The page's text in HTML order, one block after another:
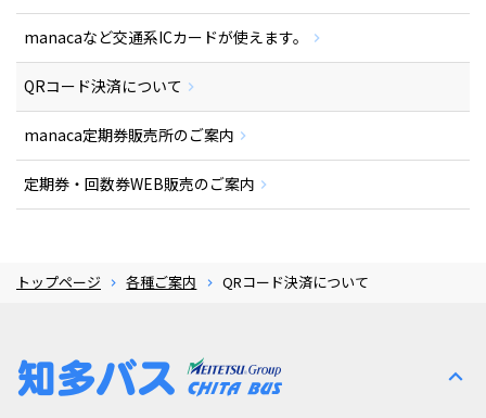
manacaなど交通系ICカードが使えます。
QRコード決済について
manaca定期券販売所のご案内
定期券・回数券WEB販売のご案内
トップページ 各種ご案内 QRコード決済について
expand_less